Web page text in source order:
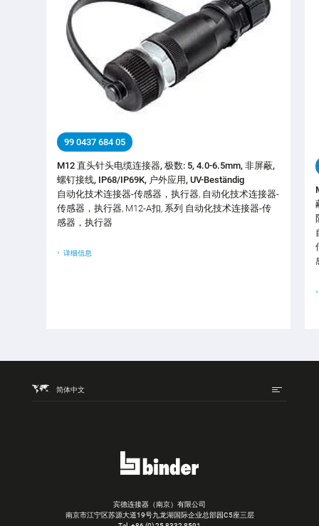
99 0437 684 05
M12 直头针头电缆连接器, 极数: 5, 4.0-6.5mm, 非屏蔽,
螺钉接线, IP68/IP69K, 户外应用, UV-Beständig
自动化技术连接器-传感器，执行器, 自动化技术连接器-
传感器，执行器, M12-A扣, 系列 自动化技术连接器-传
感器，执行器
详细信息
简体中文
宾德连接器（南京）有限公司
南京市江宁区苏源大道19号九龙湖国际企业总部园C5座三层